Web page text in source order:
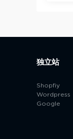
独立站
Shopfiy
Wordpress
Google